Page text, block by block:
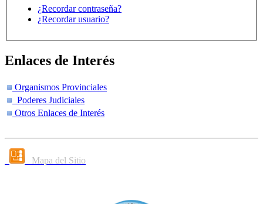
¿Recordar contraseña?
¿Recordar usuario?
Enlaces de Interés
Organismos Provinciales
Poderes Judiciales
Otros Enlaces de Interés
Mapa del Sitio